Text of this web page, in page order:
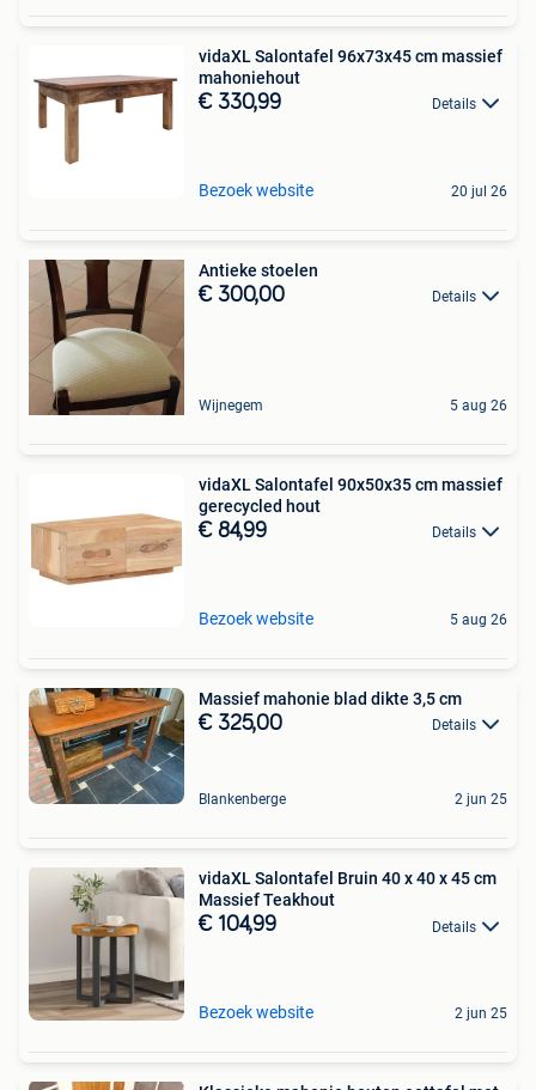
vidaXL Salontafel 96x73x45 cm massief
mahoniehout
€ 330,99 Details
Bezoek website 20 jul 26
Antieke stoelen
€ 300,00 Details
Wijnegem 5 aug 26
vidaXL Salontafel 90x50x35 cm massief
gerecycled hout
€ 84,99 Details
Bezoek website 5 aug 26
Massief mahonie blad dikte 3,5 cm
€ 325,00 Details
Blankenberge 2 jun 25
vidaXL Salontafel Bruin 40 x 40 x 45 cm
Massief Teakhout
€ 104,99 Details
Bezoek website 2 jun 25